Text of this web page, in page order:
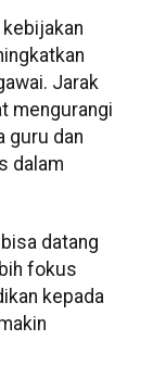
Jarak
mengurangi
guru dan
dalam
datang
fokus
kepada